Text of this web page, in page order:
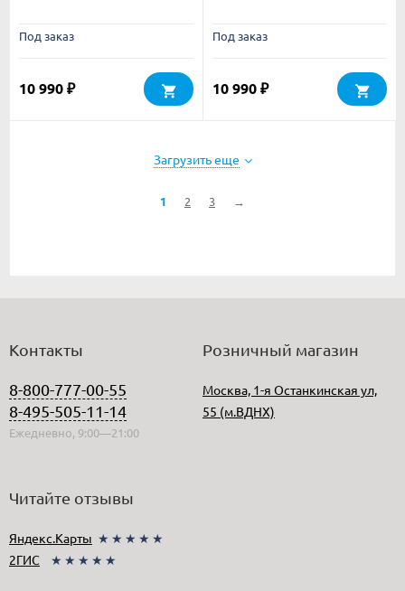
Под заказ
10 990 ₽
Под заказ
10 990 ₽
Загрузить еще
1 2 3 →
Контакты
8-800-777-00-55
8-495-505-11-14
Ежедневно, 9:00—21:00
Розничный магазин
Москва, 1-я Останкинская ул,
55 (м.ВДНХ)
Читайте отзывы
Яндекс.Карты ★★★★★
2ГИС
★★★★★